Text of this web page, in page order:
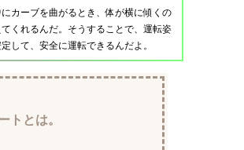
カーブを曲がるとき、体が横に傾くの
てくれるんだ。そうすることで、運転姿
して、安全に運転できるんだよ。
トとは。